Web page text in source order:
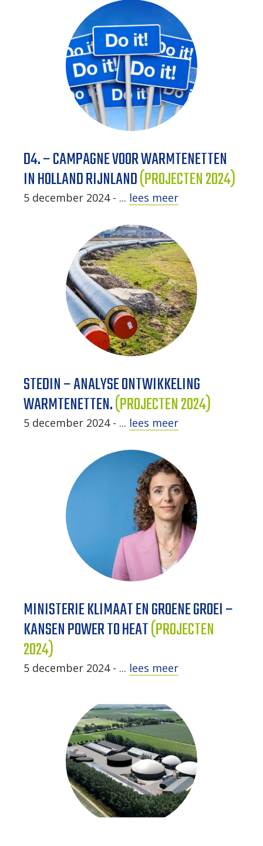
D4. – CAMPAGNE VOOR WARMTENETTEN
IN HOLLAND RIJNLAND(PROJECTEN 2024)
5 december 2024 - ... lees meer
STEDIN – ANALYSE ONTWIKKELING
WARMTENETTEN.(PROJECTEN 2024)
5 december 2024 - ... lees meer
MINISTERIE KLIMAAT EN GROENE GROEI –
KANSEN POWER TO HEAT(PROJECTEN
2024)
5 december 2024 - ... lees meer